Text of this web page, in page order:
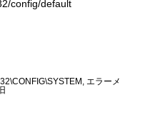
config/default
, エラーメ